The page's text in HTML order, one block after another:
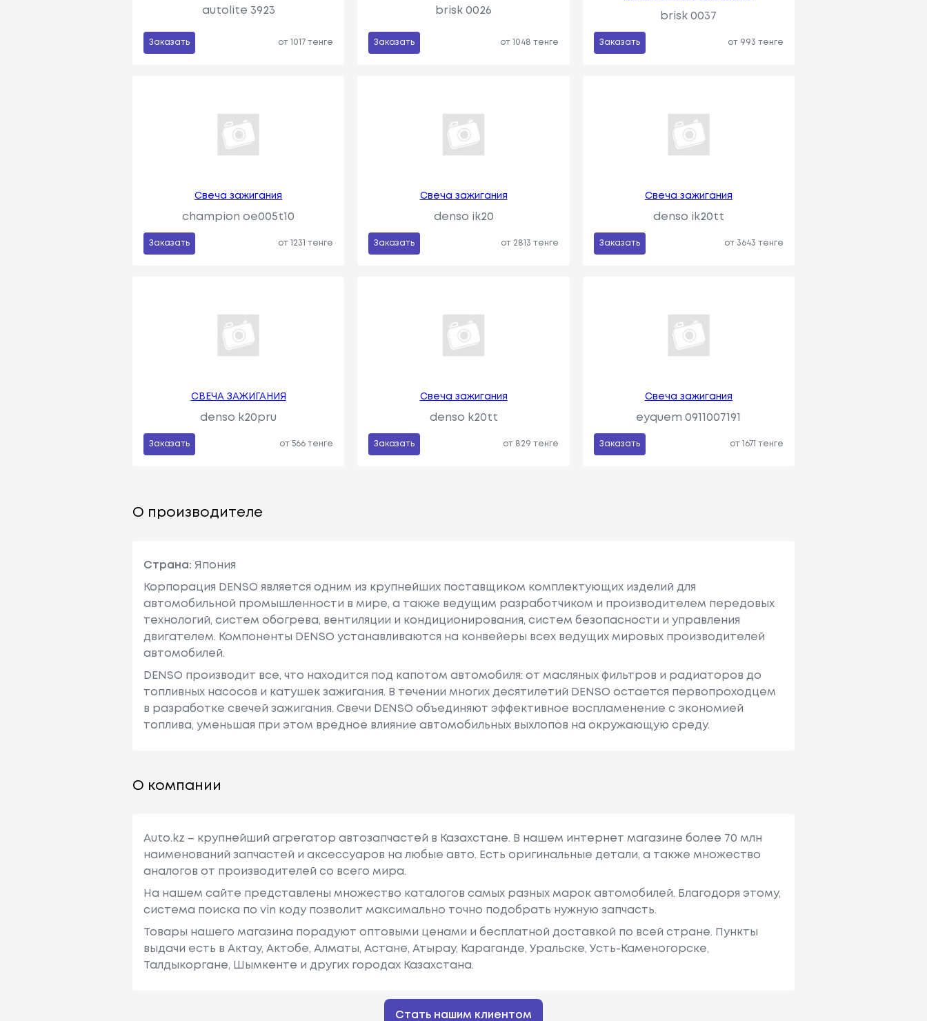
autolite 3923
Заказать от 1017 тенге
brisk 0026
Заказать от 1048 тенге
brisk 0037
Заказать от 993 тенге
Свеча зажигания
champion oe005t10
Заказать от 1231 тенге
Свеча зажигания
denso ik20
Заказать от 2813 тенге
Свеча зажигания
denso ik20tt
Заказать от 3643 тенге
СВЕЧА ЗАЖИГАНИЯ
denso k20pru
Заказать от 566 тенге
Свеча зажигания
denso k20tt
Заказать от 829 тенге
Свеча зажигания
eyquem 0911007191
Заказать от 1671 тенге
О производителе
Страна: Япония
Корпорация DENSO является одним из крупнейших поставщиком комплектующих изделий для
автомобильной промышленности в мире, а также ведущим разработчиком и производителем передовых
технологий, систем обогрева, вентиляции и кондиционирования, систем безопасности и управления
двигателем. Компоненты DENSO устанавливаются на конвейеры всех ведущих мировых производителей
автомобилей.
DENSO производит все, что находится под капотом автомобиля: от масляных фильтров и радиаторов до
топливных насосов и катушек зажигания. В течении многих десятилетий DENSO остается первопроходцем
в разработке свечей зажигания. Свечи DENSO объединяют эффективное воспламенение с экономией
топлива, уменьшая при этом вредное влияние автомобильных выхлопов на окружающую среду.
О компании
Auto.kz – крупнейший агрегатор автозапчастей в Казахстане. В нашем интернет магазине более 70 млн
наименований запчастей и аксессуаров на любые авто. Есть оригинальные детали, а также множество
аналогов от производителей со всего мира.
На нашем сайте представлены множество каталогов самых разных марок автомобилей. Благодоря этому,
система поиска по vin коду позволит максимально точно подобрать нужную запчасть.
Товары нашего магазина порадуют оптовыми ценами и бесплатной доставкой по всей стране. Пункты
выдачи есть в Актау, Актобе, Алматы, Астане, Атырау, Караганде, Уральске, Усть-Каменогорске,
Талдыкоргане, Шымкенте и других городах Казахстана.
Стать нашим клиентом